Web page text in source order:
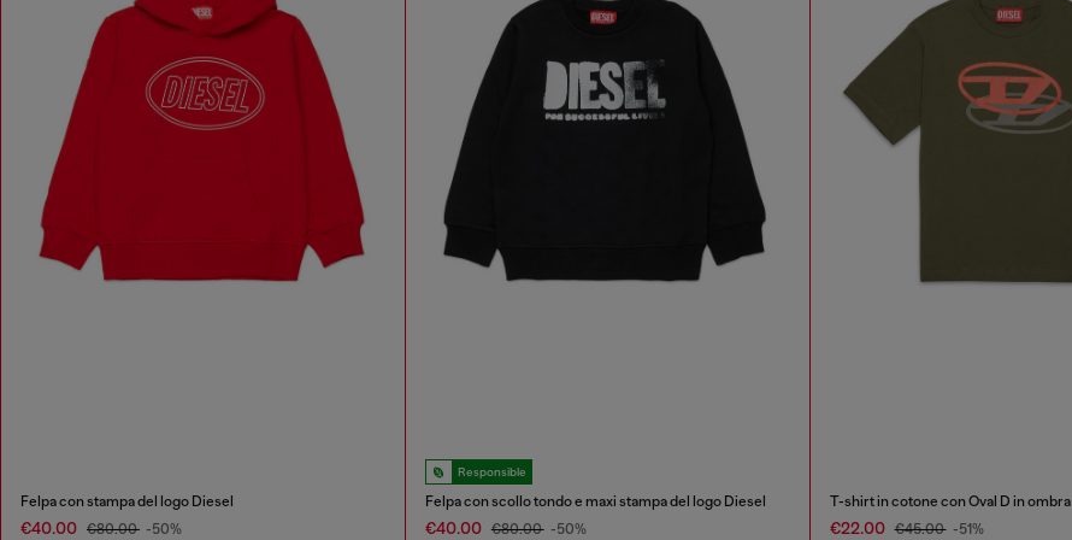
Felpa con stampa del logo Diesel
€40.00 €80.00 -50%
Responsible
Felpa con scollo tondo e maxi stampa del logo Diesel
€40.00 €80.00 -50%
T-shirt in cotone con Oval D in ombra
€22.00 €45.00 -51%